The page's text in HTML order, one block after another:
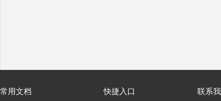
面
常用文档 快捷入口 联系